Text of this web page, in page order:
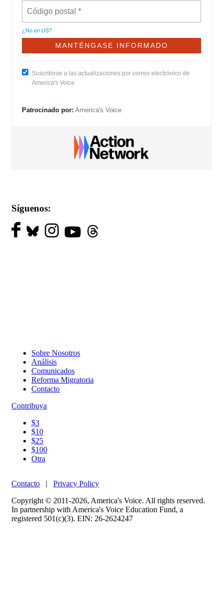
¿No en US?
Suscribirse a las actualizaciones por correo electrónico de
America's Voice
Patrocinado por: America's Voice
Síguenos:
Sobre Nosotros
Análisis
Comunicados
Reforma Migratoria
Contacto
Contribuya
$3
$10
$25
$100
Otra
Contacto | Privacy Policy
Copyright © 2011-2026, America's Voice. All rights reserved.
In partnership with America's Voice Education Fund, a
registered 501(c)(3). EIN: 26-2624247